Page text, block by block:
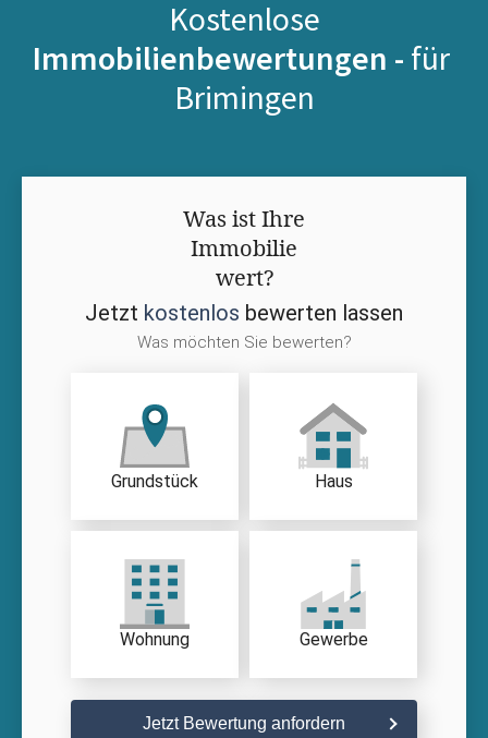
Kostenlose
Immobilienbewertungen - für
Brimingen
Was ist Ihre
Immobilie
wert?
Jetzt kostenlos bewerten lassen
Was möchten Sie bewerten?
Grundstück Haus
Wohnung Gewerbe
Jetzt Bewertung anfordern